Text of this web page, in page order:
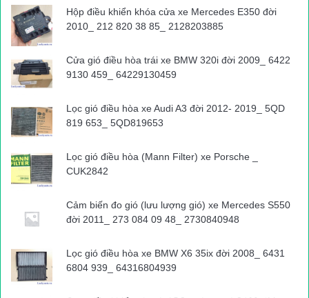
sông Lòng Tàu – Dinh Bà Lôi Giang. Vụ tai nạn làm phương tiện
tàu biển bị nghiêng, chìm 1 bên trong luồng gây cản trở giao
thông. Hiện trường cho thấy, chiếc tàu gần như bị úp xuống
nước và một số container nổi trên mặt nước…
Trạm CSGT Đồng Tranh đang tổ chức điều tiết đảm bảo giao
thông.Lúc 8h sáng nay, các lực lượng cứu hộ và chức năng
của TP.HCM đã đến hiện trường vị trí tàu chìm.
Báo Giao thông sẽ tiếp tục cập nhật thông tin…
Mai Huyên
Nguồn bài viết:
tai nạn giao thông
Hộp điều khiển khóa cửa xe Mercedes E350 đời
2010_ 212 820 38 85_ 2128203885
Cửa gió điều hòa trái xe BMW 320i đời 2009_ 6422
9130 459_ 64229130459
Lọc gió điều hòa xe Audi A3 đời 2012- 2019_ 5QD
819 653_ 5QD819653
Lọc gió điều hòa (Mann Filter) xe Porsche _
CUK2842
Cảm biến đo gió (lưu lượng gió) xe Mercedes S550
đời 2011_ 273 084 09 48_ 2730840948
Lọc gió điều hòa xe BMW X6 35ix đời 2008_ 6431
6804 939_ 64316804939